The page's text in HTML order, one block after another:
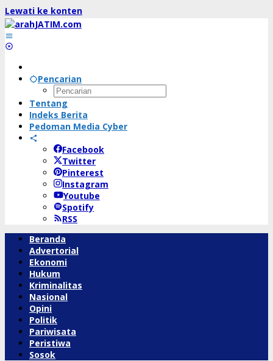
Lewati ke konten
Pencarian
Tentang
Indeks Berita
Pedoman Media Cyber
Facebook
Twitter
Pinterest
Instagram
Youtube
Spotify
RSS
Beranda
Advertorial
Ekonomi
Hukum
Kriminalitas
Nasional
Opini
Politik
Pariwisata
Peristiwa
Sosok